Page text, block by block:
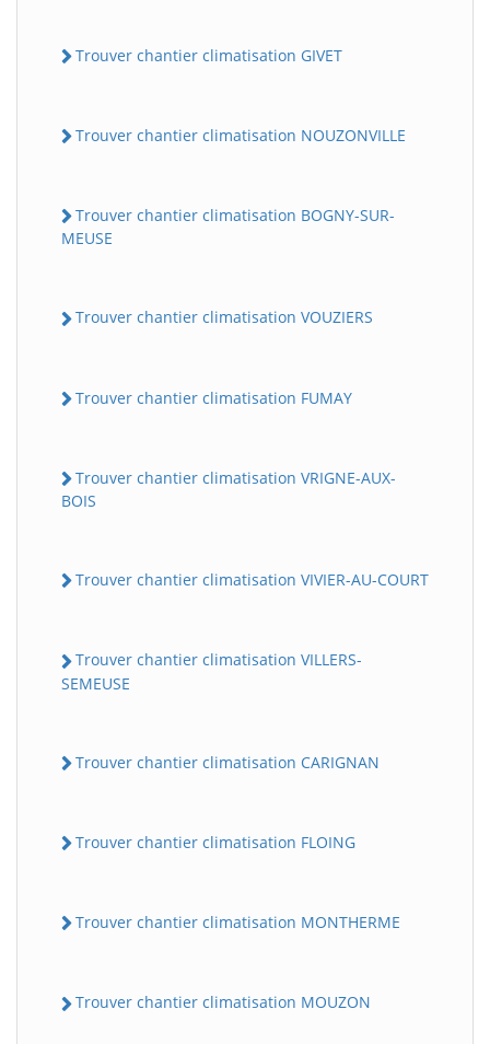
Trouver chantier climatisation GIVET
Trouver chantier climatisation NOUZONVILLE
Trouver chantier climatisation BOGNY-SUR-
MEUSE
Trouver chantier climatisation VOUZIERS
Trouver chantier climatisation FUMAY
Trouver chantier climatisation VRIGNE-AUX-
BOIS
Trouver chantier climatisation VIVIER-AU-COURT
Trouver chantier climatisation VILLERS-
SEMEUSE
Trouver chantier climatisation CARIGNAN
Trouver chantier climatisation FLOING
Trouver chantier climatisation MONTHERME
Trouver chantier climatisation MOUZON